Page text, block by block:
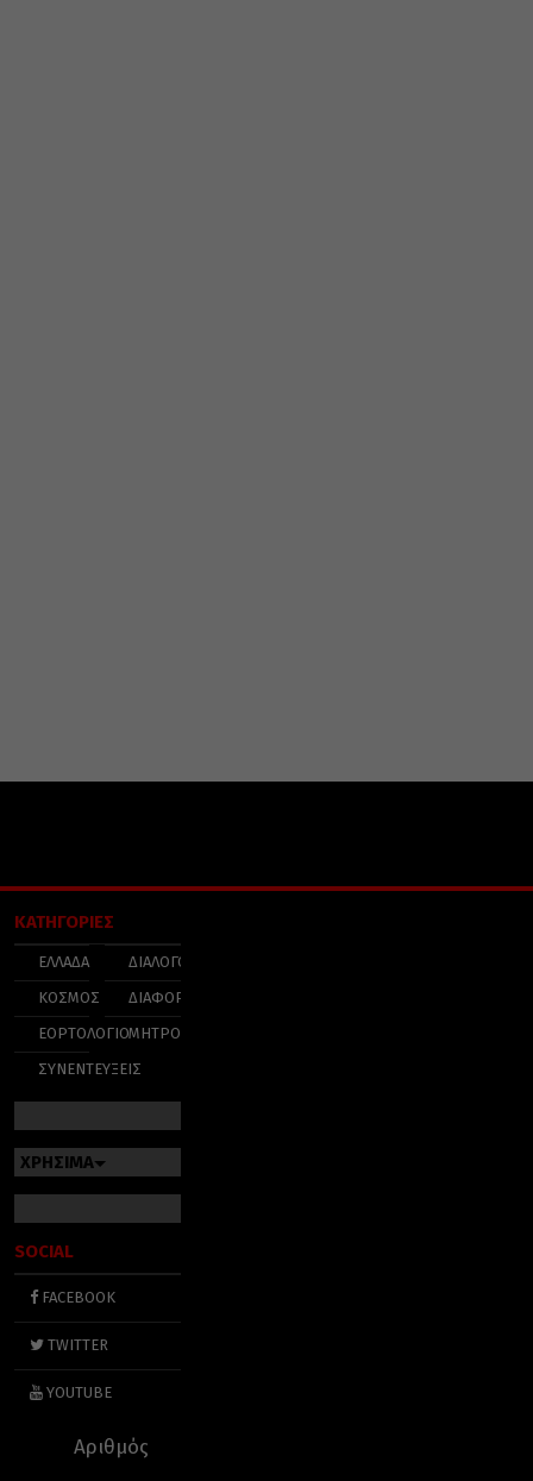
ΚΑΤΗΓΟΡΙΕΣ
ΕΛΛΑΔΑ
ΚΟΣΜΟΣ
ΕΟΡΤΟΛΟΓΙΟ
ΣΥΝΕΝΤΕΥΞΕΙΣ
ΔΙΑΛΟΓΟΣ
ΔΙΑΦΟΡΑ
ΜΗΤΡΟΠΟΛΕΙΣ
ΧΡΗΣΙΜΑ
SOCIAL
FACEBOOK
TWITTER
YOUTUBE
Αριθμός